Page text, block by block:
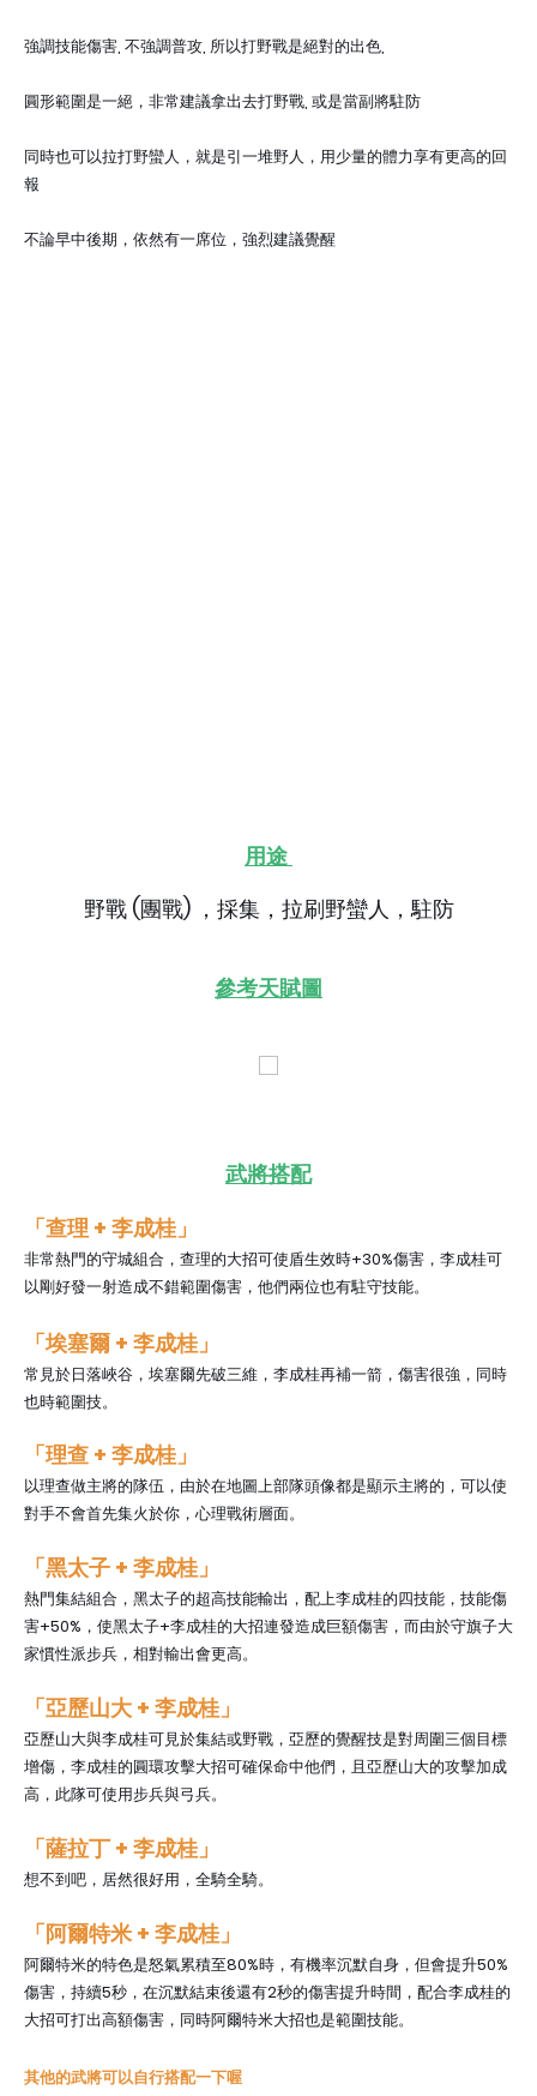
強調技能傷害, 不強調普攻, 所以打野戰是絕對的出色,
圓形範圍是一絕， 非常建議拿出去打野戰, 或是當副將駐防
同時也可以拉打野蠻人，就是引一堆野人，用少量的體力享有更高的回
報
不論早中後期，依然有一席位，強烈建議覺醒
用途
野戰 (團戰) ，採集，拉刷野蠻人，駐防
參考天賦圖
武將搭配
「查理+ 李成桂」
非常熱門的守城組合，查理的大招可使盾生效時+30%傷害，李成桂可
以剛好發一射造成不錯範圍傷害，他們兩位也有駐守技能。
「埃塞爾 + 李成桂」
常見於日落峽谷，埃塞爾先破三維，李成桂再補一箭，傷害很強，同時
也時範圍技。
「理查 + 李成桂」
以理查做主將的隊伍，由於在地圖上部隊頭像都是顯示主將的，可以使
對手不會首先集火於你，心理戰術層面。
「黑太子 + 李成桂」
熱門集結組合，黑太子的超高技能輸出，配上李成桂的四技能，技能傷
害+50%，使黑太子+李成桂的大招連發造成巨額傷害，而由於守旗子大
家慣性派步兵，相對輸出會更高。
「亞歷山大+ 李成桂」
亞歷山大與李成桂可見於集結或野戰，亞歷的覺醒技是對周圍三個目標
增傷，李成桂的圓環攻擊大招可確保命中他們，且亞歷山大的攻擊加成
高，此隊可使用步兵與弓兵。
「薩拉丁 + 李成桂」
想不到吧，居然很好用，全騎全騎。
「阿爾特米+ 李成桂」
阿爾特米的特色是怒氣累積至80%時，有機率沉默自身，但會提升50%
傷害，持續5秒，在沉默結束後還有2秒的傷害提升時間，配合李成桂的
大招可打出高額傷害，同時阿爾特米大招也是範圍技能。
其他的武將可以自行搭配一下喔